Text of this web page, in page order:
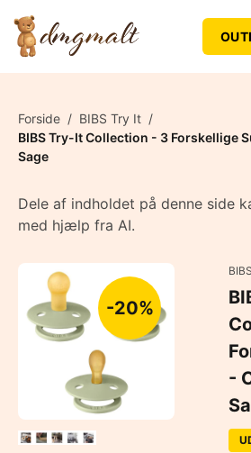
Forside / BIBS Try It /
BIBS Try-It Collection - 3 Forskellige
Sage
Dele af indholdet på denne side
med hjælp fra AI.
-20%
BIBS
-